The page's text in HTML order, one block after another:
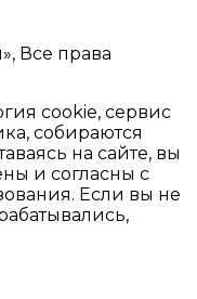
Все права
cookie, сервис
собираются
на сайте, вы
и согласны с
Если вы не